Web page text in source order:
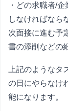
・どの求職者/
しなければなら
次面接に進む予
書の添削などの
上記のような
の日にやらなけ
能になります。